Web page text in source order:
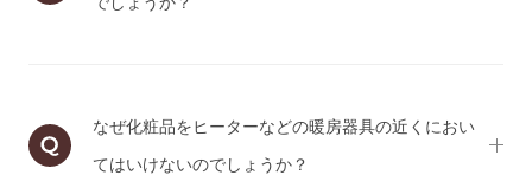
なぜ化粧品をヒーターなどの暖房器具の近くにおい
てはいけないのでしょうか？